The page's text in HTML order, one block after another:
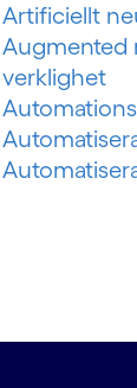
Artificiellt
Augmented
verklighet